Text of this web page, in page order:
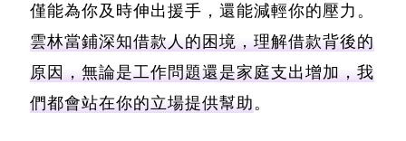
僅能為你及時伸出援手，還能減輕你的壓力。
雲林當鋪深知借款人的困境，理解借款背後的
原因，無論是工作問題還是家庭支出增加，我
們都會站在你的立場提供幫助。